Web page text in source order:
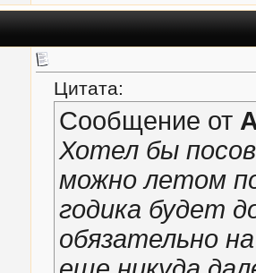
Цитата:
Сообщение от
Хотел бы
можно летом
годика будет
обязательно